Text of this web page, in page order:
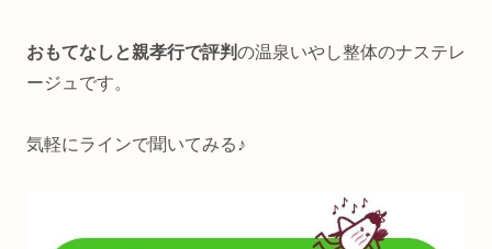
おもてなしと親孝行で評判の温泉いやし整体のナステレ
ージュです。
気軽にラインで聞いてみる♪